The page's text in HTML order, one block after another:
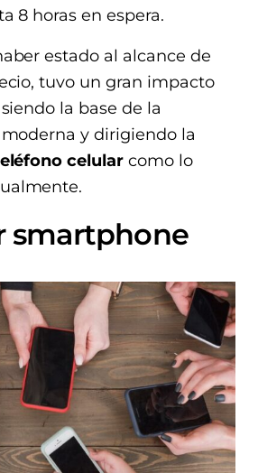
8 horas en espera.
estado al alcance de
tuvo un gran impacto
la base de la
y dirigiendo la
celular como lo
smartphone